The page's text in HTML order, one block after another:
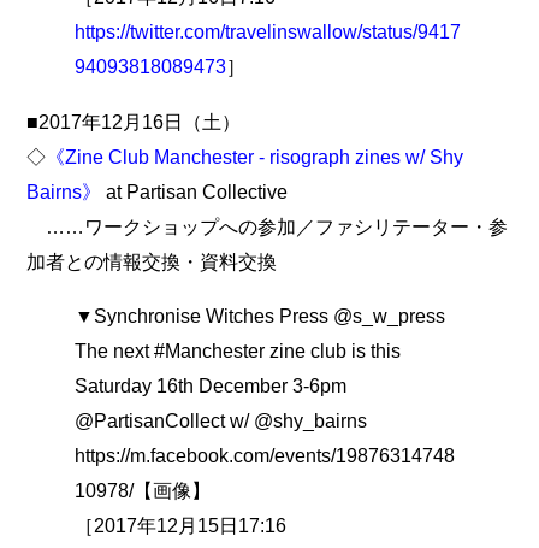
https://twitter.com/travelinswallow/status/9417
94093818089473］
■2017年12月16日（土）
◇ 《Zine Club Manchester - risograph zines w/ Shy
Bairns》
at Partisan Collective
……ワークショップへの参加／ファシリテーター・参
加者との情報交換・資料交換
▼Synchronise Witches Press @s_w_press
The next #Manchester zine club is this
Saturday 16th December 3-6pm
@PartisanCollect w/ @shy_bairns
https://m.facebook.com/events/19876314748
10978/【画像】
［2017年12月15日17:16